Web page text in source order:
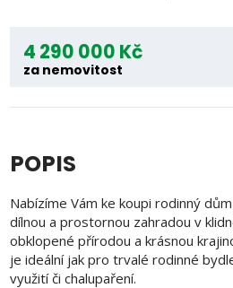
4 290 000 Kč
za nemovitost
POPIS
Nabízíme Vám ke koupi rodinný
dílnou a prostornou zahradou v
obklopené přírodou a krásnou
je ideální jak pro trvalé rodinné
využití či chalupaření.